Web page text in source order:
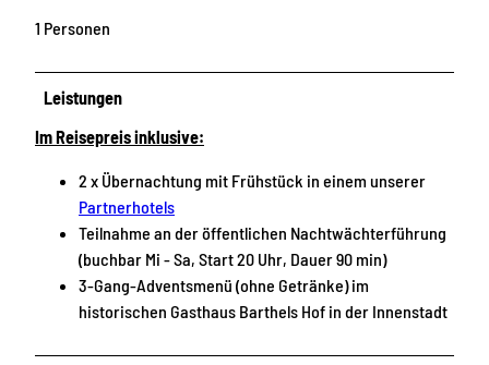
1 Personen
Leistungen
Im Reisepreis inklusive:
2 x Übernachtung mit Frühstück in einem unserer
Partnerhotels
Teilnahme an der öffentlichen Nachtwächterführung
(buchbar Mi - Sa, Start 20 Uhr, Dauer 90 min)
3-Gang-Adventsmenü (ohne Getränke) im
historischen Gasthaus Barthels Hof in der Innenstadt